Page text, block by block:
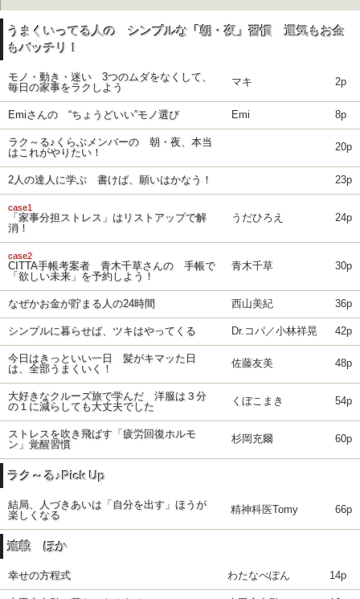
うまくいってる人の シンプルな「朝・夜」習慣 運気もお金
もバッチリ！
モノ・動き・迷い 3つのムダをなくして、
毎日の家事をラクしよう
マキ 2p
Emiさんの “ちょうどいい”モノ選び Emi 8p
ラク～る♪くらぶメンバーの 朝・夜、本当
はこれがやりたい！
20p
2人の達人に学ぶ 書けば、願いはかなう！ 23p
case1
「家事分担ストレス」はリストアップで解
消！
うだひろえ 24p
case2
CITTA手帳考案者 青木千草さんの 手帳で
「欲しい未来」を予約しよう！
青木千草 30p
なぜかお金が貯まる人の24時間 西山美紀 36p
シンプルに暮らせば、ツキはやってくる Dr.コパ／小林祥晃 42p
今日はきっといい一日 髪がキマッた日
は、全部うまくいく！
佐藤友美 48p
大好きなクルーズ旅で学んだ 洋服は３分
の１に減らしても大丈夫でした
くぼこまき 54p
ストレスを吹き飛ばす「疲労回復ホルモ
ン」覚醒習慣
杉岡充爾 60p
ラク～る♪Pick Up
結局、人づきあいは「自分を出す」ほうが
楽しくなる
精神科医Tomy 66p
連載 ほか
幸せの方程式 わたなべぽん 14p